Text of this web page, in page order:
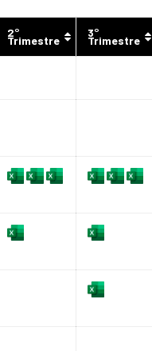
2°
Trimestre
3°
Trimestre